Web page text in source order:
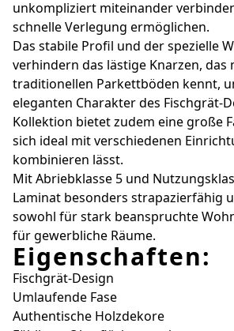
unkompliziert miteinander
schnelle Verlegung ermöglichen.
Das stabile Profil und der spezielle
verhindern das lästige Knarzen, das
traditionellen Parkettböden kennt,
eleganten Charakter des Fischgrät-
Kollektion bietet zudem eine große
sich ideal mit verschiedenen
kombinieren lässt.
Mit Abriebklasse 5 und
Laminat besonders strapazierfähig
sowohl für stark beanspruchte
für gewerbliche Räume.
Eigenschaften:
Fischgrät-Design
Umlaufende Fase
Authentische Holzdekore